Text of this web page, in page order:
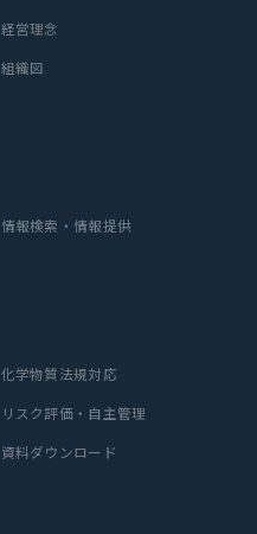
経営理念
組織図
情報検索・情報提供
化学物質法規対応
リスク評価・自主管理
資料ダウンロード